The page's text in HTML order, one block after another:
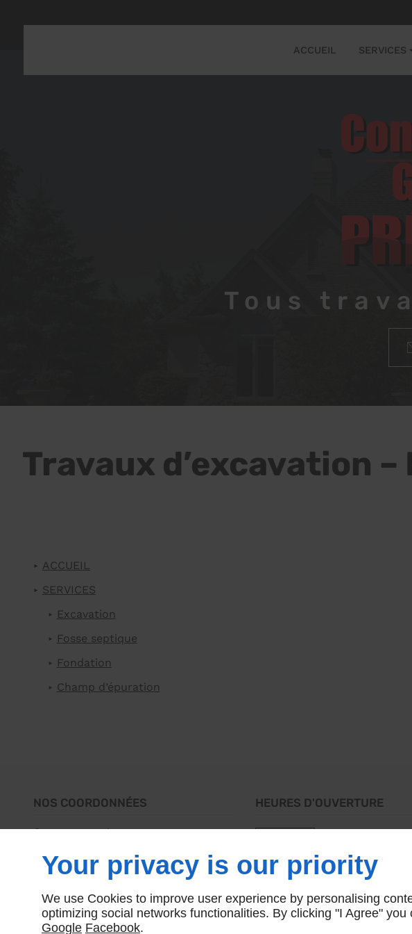
Tous
ACCUEIL SERVICES
Travaux d’excavation
ACCUEIL
SERVICES
Excavation
Fosse septique
Fondation
Champ d’épuration
NOS COORDONNÉES
980 Rue Craig N
819-875-1661
HEURES D'OUVERTURE
Sam - Dim
Fermé
Your privacy is our priority
We use Cookies to improve user experience by personalising
optimizing social networks functionalities. By clicking "I Agree"
Google Facebook.